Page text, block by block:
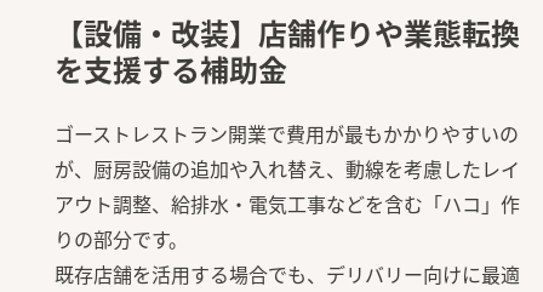
【設備・改装】店舗作りや業態転換
を支援する補助金
ゴーストレストラン開業で費用が最もかかりやすいの
が、厨房設備の追加や入れ替え、動線を考慮したレイ
アウト調整、給排水・電気工事などを含む「ハコ」作
りの部分です。
既存店舗を活用する場合でも、デリバリー向けに最適